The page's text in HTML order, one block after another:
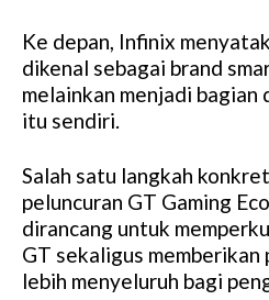
Ke depan, Infinix
dikenal sebagai brand
melainkan menjadi bagian
itu sendiri.
Salah satu langkah
peluncuran GT Gaming
dirancang untuk
GT sekaligus memberikan
lebih menyeluruh bagi